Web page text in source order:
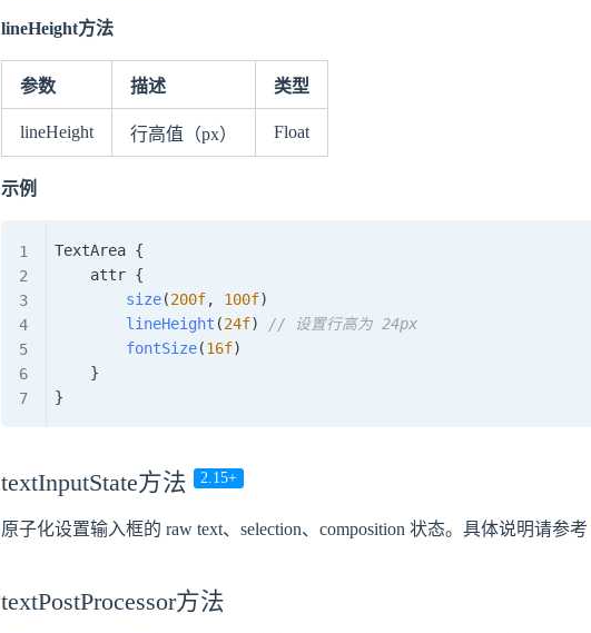
lineHeight方法
参数 描述 类型
lineHeight 行高值（px） Float
示例
TextArea {
    attr
{
size(200f, 100f)
lineHeight (24f)
// 设置行高为 24px
fontSize(16f)
}
}
textInputState方法 2.15+
原子化设置输入框的 raw text、selection、composition 状态。具体说明请参考
textPostProcessor方法